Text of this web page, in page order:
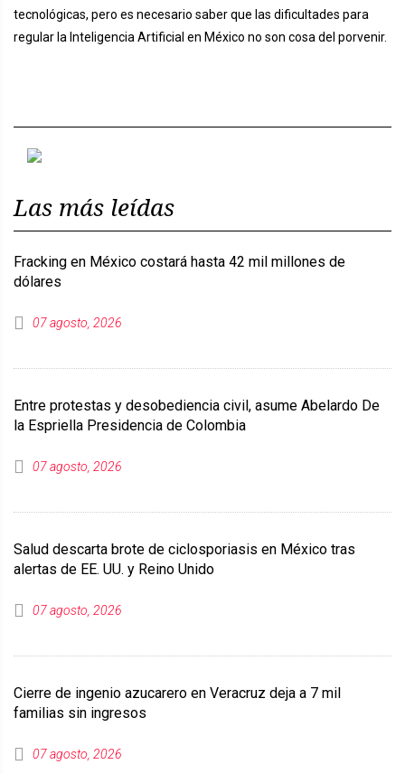
tecnológicas, pero es necesario saber que las dificultades para
regular la Inteligencia Artificial en México no son cosa del porvenir.
Las más leídas
Fracking en México costará hasta 42 mil millones de
dólares
07 agosto, 2026
Entre protestas y desobediencia civil, asume Abelardo De
la Espriella Presidencia de Colombia
07 agosto, 2026
Salud descarta brote de ciclosporiasis en México tras
alertas de EE. UU. y Reino Unido
07 agosto, 2026
Cierre de ingenio azucarero en Veracruz deja a 7 mil
familias sin ingresos
07 agosto, 2026